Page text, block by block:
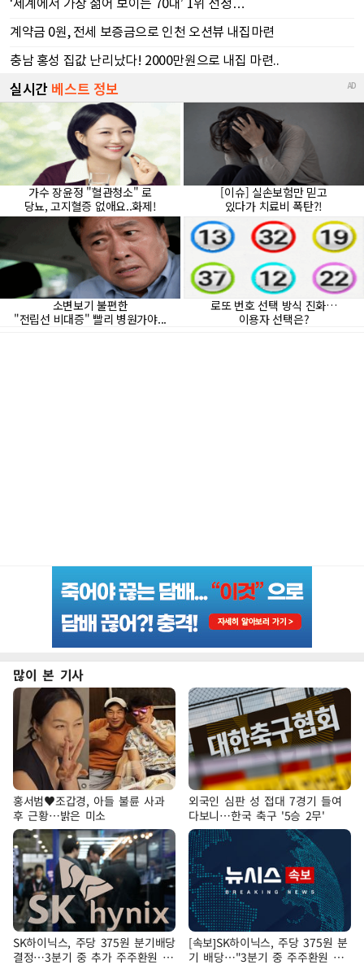
많이 본 기사
홍서범♥조갑경, 아들 불륜 사과
후 근황…밝은 미소
외국인 심판 성 접대 7경기 들여
다보니…한국 축구 '5승 2무'
SK하이닉스, 주당 375원 분기배당
결정…3분기 중 추가 주주환원 발
[속보]SK하이닉스, 주당 375원 분
기 배당…"3분기 중 주주환원 방